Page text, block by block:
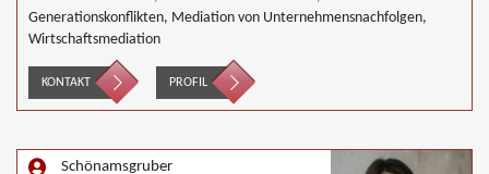
Generationskonflikten, Mediation von Unternehmensnachfolgen,
Wirtschaftsmediation
KONTAKT PROFIL
Schönamsgruber